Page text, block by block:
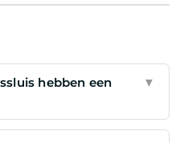
hebben een
▼